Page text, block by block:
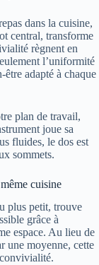
dans la cuisine,
central, transforme
règnent en
l’uniformité
adapté à chaque
plan de travail,
joue sa
fluides, le dos est
sommets.
cuisine
plus petit, trouve
grâce à
espace. Au lieu de
une moyenne, cette